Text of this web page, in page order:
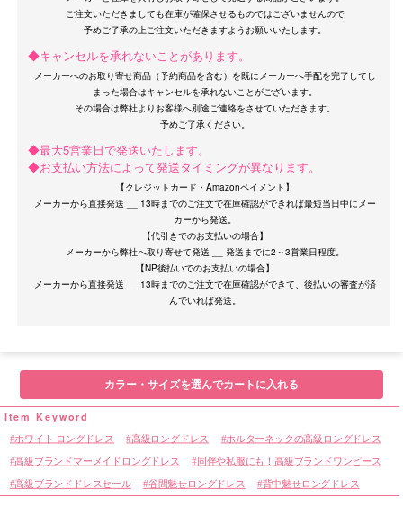
OriginalBrand
ご注文いただきましても在庫が確保させるものではございませんので
◆キャンセルを承れないことがあります。
メーカーへのお取り寄せ商品（予約商品を含む）を既にメーカーへ手配を完了してし
まった場合はキャンセルを承れないことがございます。
その場合は弊社よりお客様へ別途ご連絡をさせていただきます。
◆最大5営業日で発送いたします。
◆お支払い方法によって発送タイミングが異なります。
【クレジットカード・Amazonペイメント】
メーカーから直接発送 __ 13時までのご注文で在庫確認ができれば最短当日中にメー
カーから発送。
【代引きでのお支払いの場合】
メーカーから弊社へ取り寄せて発送 __ 発送までに2～3営業日程度。
【NP後払いでのお支払いの場合】
メーカーから直接発送 __ 13時までのご注文で在庫確認ができて、後払いの審査が済
カラー・サイズを選んでカートに入れる
ホワイト ロングドレス 高級ロングドレス
ホルターネックの高級ロングドレス
高級ブランドマーメイドロングドレス
同伴や私服にも！高級ブランドワンピース
高級ブランドドレスセール 谷間魅せロングドレス 背中魅せロングドレス